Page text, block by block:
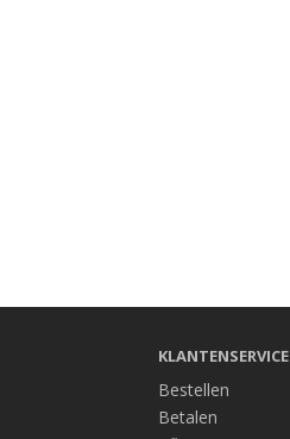
KLANTENSERVICE
Bestellen
Betalen